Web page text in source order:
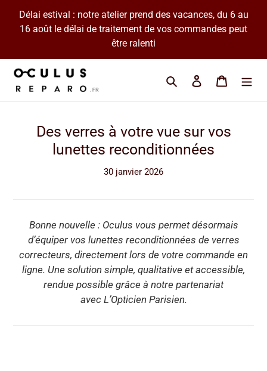
contenu
Délai estival : notre atelier prend des vacances, du 6 au
16 août le délai de traitement de vos commandes peut
être ralenti
Cherchez une
Se connecter
Panier
Des verres à votre vue sur vos
lunettes reconditionnées
30 janvier 2026
Bonne nouvelle : Oculus vous permet désormais
d’équiper vos lunettes reconditionnées de verres
correcteurs, directement lors de votre commande en
ligne. Une solution simple, qualitative et accessible,
rendue possible grâce à notre partenariat
avec L’Opticien Parisien.